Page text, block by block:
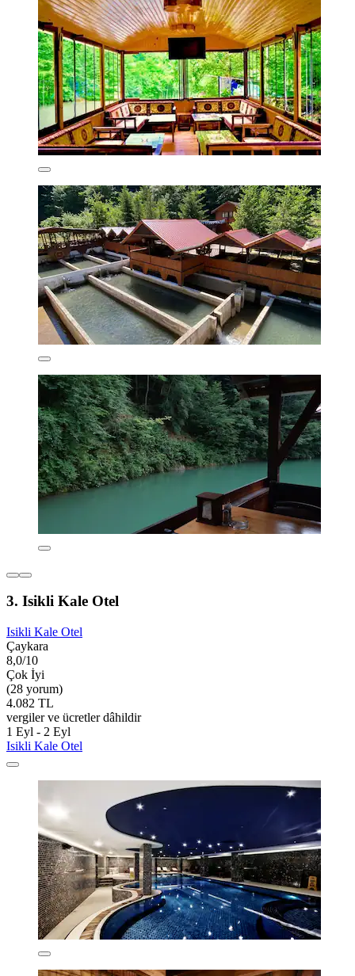
3. Isikli Kale Otel
Isikli Kale Otel
Çaykara
8,0/10
Çok İyi
(28 yorum)
4.082 TL
vergiler ve ücretler dâhildir
1 Eyl - 2 Eyl
Isikli Kale Otel